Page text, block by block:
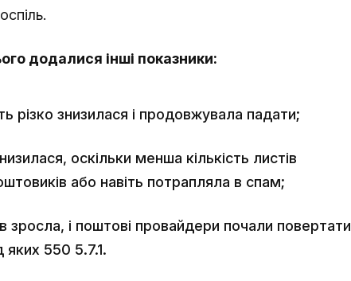
додалися інші показники:
різко знизилася і продовжувала падати;
оскільки менша кількість листів
або навіть потрапляла в спам;
зросла, і поштові провайдери почали повертати
550 5.7.1.